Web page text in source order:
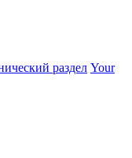
раздел Your